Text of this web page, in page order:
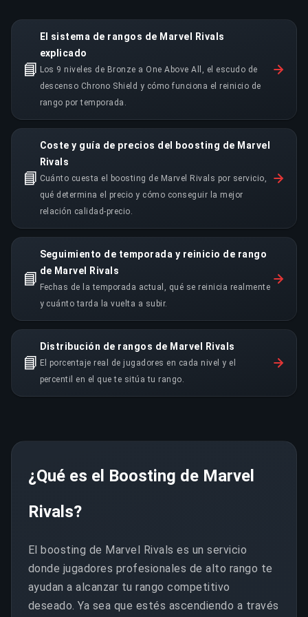
📘
El sistema de rangos de Marvel Rivals
explicado
Los 9 niveles de Bronze a One Above All, el escudo de
descenso Chrono Shield y cómo funciona el reinicio de
rango por temporada.
📘
Coste y guía de precios del boosting de Marvel
Rivals
Cuánto cuesta el boosting de Marvel Rivals por servicio,
qué determina el precio y cómo conseguir la mejor
relación calidad-precio.
📘
Seguimiento de temporada y reinicio de rango
de Marvel Rivals
Fechas de la temporada actual, qué se reinicia realmente
y cuánto tarda la vuelta a subir.
📘
Distribución de rangos de Marvel Rivals
El porcentaje real de jugadores en cada nivel y el
percentil en el que te sitúa tu rango.
¿Qué es el Boosting de Marvel
Rivals?
El boosting de Marvel Rivals es un servicio
donde jugadores profesionales de alto rango te
ayudan a alcanzar tu rango competitivo
deseado. Ya sea que estés ascendiendo a través